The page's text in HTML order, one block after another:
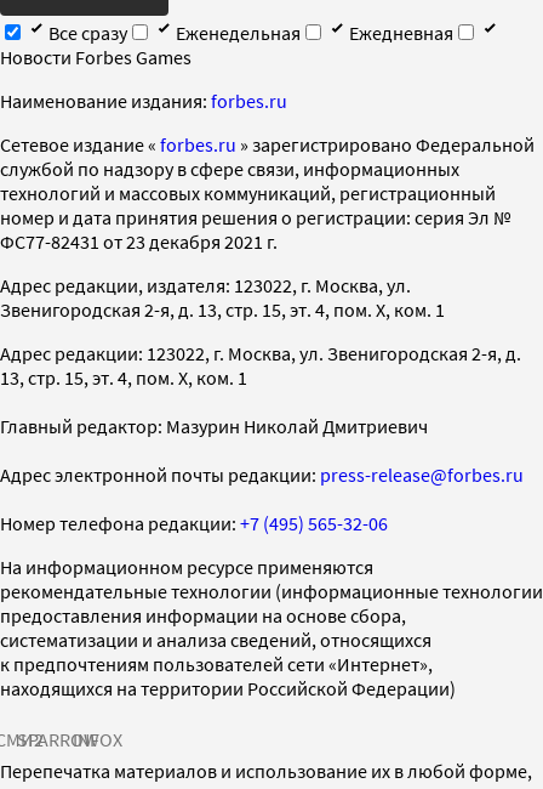
Все сразу
Еженедельная
Ежедневная
Новости Forbes Games
Наименование издания: forbes.ru
Cетевое издание « forbes.ru » зарегистрировано Федеральной
службой по надзору в сфере связи, информационных
технологий и массовых коммуникаций, регистрационный
номер и дата принятия решения о регистрации: серия Эл №
ФС77-82431 от 23 декабря 2021 г.
Адрес редакции, издателя: 123022, г. Москва, ул.
Звенигородская 2-я, д. 13, стр. 15, эт. 4, пом. X, ком. 1
Адрес редакции: 123022, г. Москва, ул. Звенигородская 2-я, д.
13, стр. 15, эт. 4, пом. X, ком. 1
Главный редактор: Мазурин Николай Дмитриевич
Адрес электронной почты редакции: press-release@forbes.ru
Номер телефона редакции: +7 (495) 565-32-06
На информационном ресурсе применяются
рекомендательные технологии (информационные технологии
предоставления информации на основе сбора,
систематизации и анализа сведений, относящихся
к предпочтениям пользователей сети «Интернет»,
находящихся на территории Российской Федерации)
SPARROWINFOX
Перепечатка материалов и использование их в любой форме,